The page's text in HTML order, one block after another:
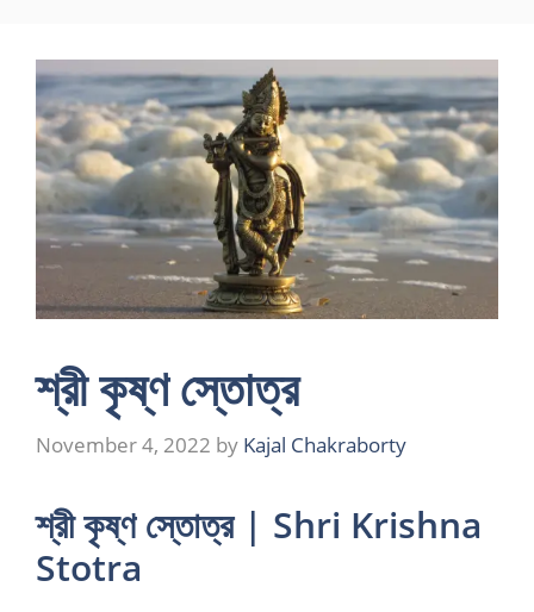
content
শ্রী কৃষ্ণ স্তোত্র
November 4, 2022 by Kajal Chakraborty
শ্রী কৃষ্ণ স্তোত্র | Shri Krishna
Stotra